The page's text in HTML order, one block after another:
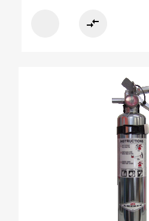
compare_arrows